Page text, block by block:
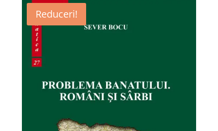
Reduceri!